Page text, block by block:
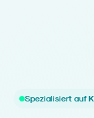
Spezialisiert auf